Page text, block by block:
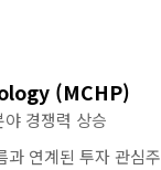
(MCHP)
야 경쟁력 상승
과 연계된 투자 관심주